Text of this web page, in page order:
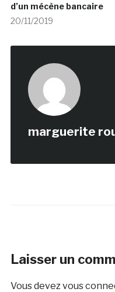
d’un mécène bancaire
20/11/2019
marguerite
Laisser un
Vous devez vous